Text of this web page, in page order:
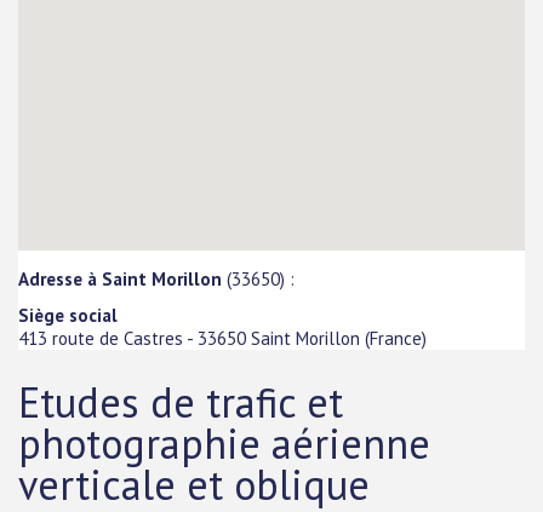
Adresse à Saint Morillon (33650) :
Siège social
413 route de Castres - 33650 Saint Morillon (France)
Etudes de trafic et
photographie aérienne
verticale et oblique